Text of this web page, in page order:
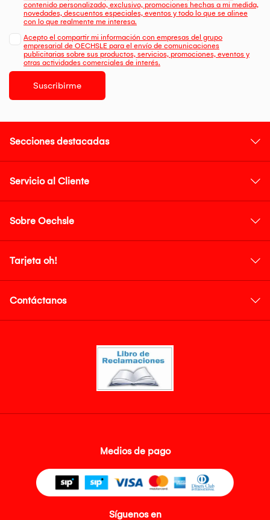
contenido personalizado, exclusivo, promociones hechas a mi medida,
novedades, descuentos especiales, eventos y todo lo que se alinee
con lo que realmente me interesa.
Acepto el compartir mi información con empresas del grupo
empresarial de OECHSLE para el envío de comunicaciones
publicitarias sobre sus productos, servicios, promociones, eventos y
otras actividades comerciales de interés.
Suscribirme
Secciones destacadas
Servicio al Cliente
Sobre Oechsle
Tarjeta oh!
Contáctanos
Medios de pago
Síguenos en